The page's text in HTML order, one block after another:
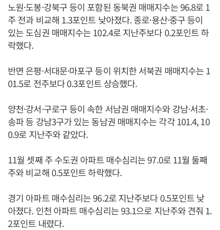
노원·도봉·강북구 등이 포함된 동북권 매매지수는 96.8로 1
주 전과 비교해 1.3포인트 낮아졌다. 종로·용산·중구 등이
있는 도심권 매매지수는 102.4로 지난주보다 0.2포인트 하
락했다.
반면 은평·서대문·마포구 등이 위치한 서북권 매매지수는 1
01.5로 전주보다 0.3포인트 상승했다.
양천·강서·구로구 등이 속한 서남권 매매지수와 강남·서초·
송파 등 강남3구가 있는 동남권 매매지수는 각각 101.4, 10
0.9로 지난주와 같았다.
11월 셋째 주 수도권 아파트 매수심리는 97.0로 11월 둘째
주와 비교해 0.5포인트 하락했다.
경기 아파트 매수심리는 96.2로 지난주보다 0.5포인트 낮
아졌다. 인천 아파트 매수심리는 93.1으로 지난주와 견줘 1.
2포인트 내렸다.